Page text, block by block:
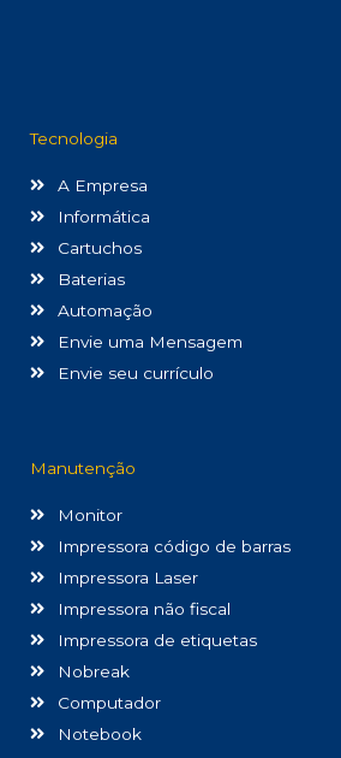
Tecnologia
A Empresa
Informática
Cartuchos
Baterias
Automação
Envie uma Mensagem
Envie seu currículo
Manutenção
Monitor
Impressora código de barras
Impressora Laser
Impressora não fiscal
Impressora de etiquetas
Nobreak
Computador
Notebook